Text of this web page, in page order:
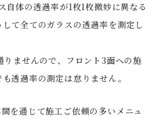
自体の透過率が1枚1枚微妙に異なる
て全てのガラスの透過率を測定し
りませんので、フロント3面への施
透過率の測定は怠りません。
を通じて施工ご依頼の多いメニュ